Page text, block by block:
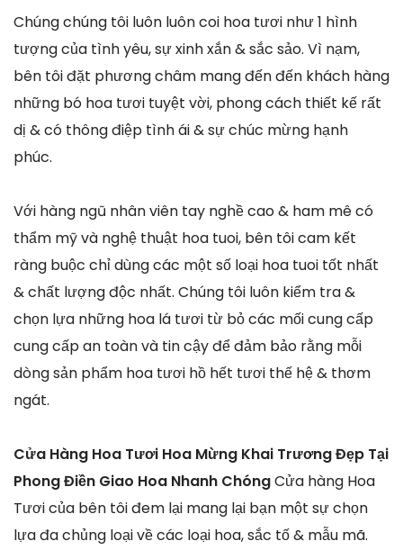
Chúng chúng tôi luôn luôn coi hoa tươi như 1 hình
tượng của tình yêu, sự xinh xắn & sắc sảo. Vì nạm,
bên tôi đặt phương châm mang đến đến khách hàng
những bó hoa tươi tuyệt vời, phong cách thiết kế rất
dị & có thông điệp tình ái & sự chúc mừng hạnh
phúc.
Với hàng ngũ nhân viên tay nghề cao & ham mê có
thẩm mỹ và nghệ thuật hoa tuoi, bên tôi cam kết
ràng buộc chỉ dùng các một số loại hoa tuoi tốt nhất
& chất lượng độc nhất. Chúng tôi luôn kiểm tra &
chọn lựa những hoa lá tươi từ bỏ các mối cung cấp
cung cấp an toàn và tin cậy để đảm bảo rằng mỗi
dòng sản phẩm hoa tươi hồ hết tươi thế hệ & thơm
ngát.
Cửa Hàng Hoa Tươi Hoa Mừng Khai Trương Đẹp Tại
Phong Điền Giao Hoa Nhanh ChóngCửa hàng Hoa
Tươi của bên tôi đem lại mang lại bạn một sự chọn
lựa đa chủng loại về các loại hoa, sắc tố & mẫu mã.